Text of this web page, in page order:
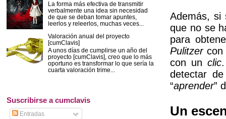
Además, si
que no se
para
Pulitzercon
con unclic
detectar
“aprender”
Un
La forma más efectiva de transmitir
verbalmente una idea sin necesidad
de que se deban tomar apuntes,
leerlos y releerlos, muchas veces...
Valoración anual del proyecto
[cumClavis]
A unos días de cumplirse un año del
proyecto [cumClavis], creo que lo más
oportuno es transformar lo que sería la
cuarta valoración trime...
Suscribirse a cumclavis
Entradas